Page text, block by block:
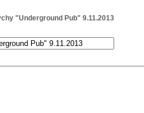
"Underground Pub" 9.11.2013